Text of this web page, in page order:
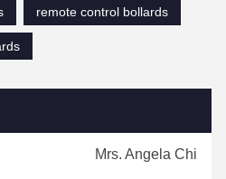
remote control bollards
Mrs. Angela Chi